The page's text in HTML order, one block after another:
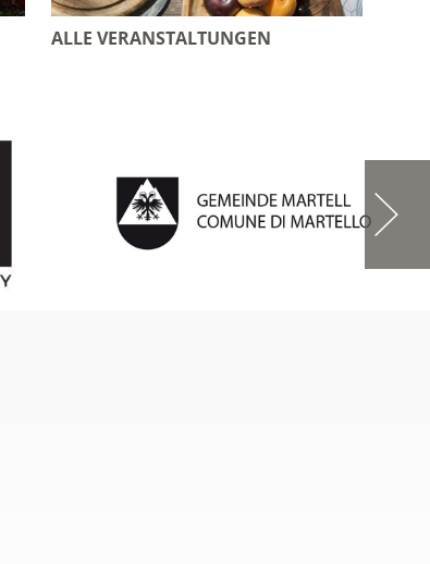
ALLE VERANSTALTUNGEN